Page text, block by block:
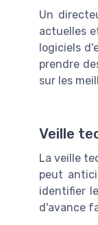
Un
actuelles
logiciels
prendre
sur les
Veille
La veille
peut
identifier
d'avance